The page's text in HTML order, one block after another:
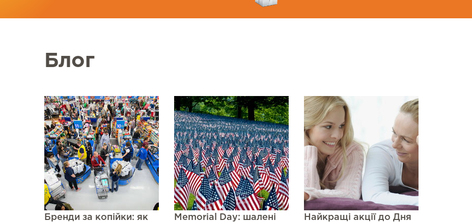
Блог
Бренди за копійки: як
Memorial Day: шалені
Найкращі акції до Дня